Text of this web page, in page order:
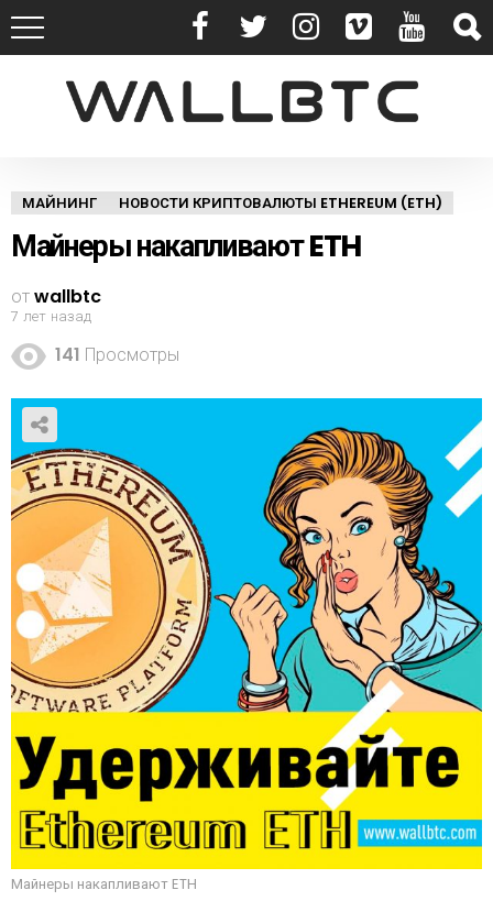
МАЙНИНГ НОВОСТИ КРИПТОВАЛЮТЫ ETHEREUM (ETH)
Майнеры накапливают ETH
отwallbtc
7 лет назад
141 Просмотры
Майнеры накапливают ETH